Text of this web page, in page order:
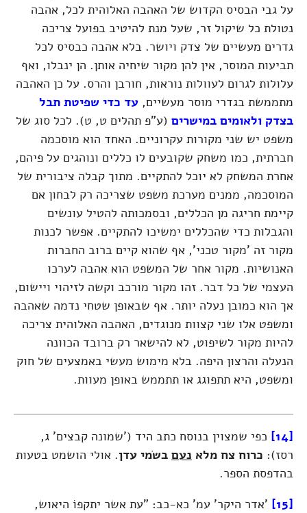
על גבי הבסיס הקדוש של האהבה האלוהית לכל, אהבה
נטולת כל שיקול זר, שעל מנת להיטיב בפועל צריכה
גדרים מעשיים של צדק ויושר. בלא אהבה כבסיס לכל
תביעות המוסר, אין להן מקור שיחיה אותן. הן ינבלו, ואף
עלולות לגרום לעוולות נוראות, חורבן והרס. על כן האהבה
מתממשת בגדרי מוסר מעשיים,עד כדי שפיטת תבל
בצדק ולאומים במישרים (ע"פ תהלים ט, ט). לכל סוג של
משפט יש שני מקורות עקרוניים. האחד הוא מוסכמה
חברתית, כמו משחק שקובעים לו כללים ונוהגים על פיהם,
אחרת המשחק לא יוכל להתקיים. מתוך קבלה ציבורית של
המוסכמה, ממנים מערכת משפט שצריכה רק לבחון אם
קיימת חריגה מן הכללים, ובסמכותה להטיל עונשים
והגבלות כדי שהכללים ימשיכו להתקיים. אפשר לכנות
מקור זה 'מקור טכני', אף שהוא קיים ברוב החברות
האנושיות. מקור אחר של המשפט הוא אהבה לערכו
העצמי של כל דבר. זהו מקור מורכב וקשה לזיהוי ויישום,
אך הוא כמובן נעלה יותר. אף שבאופן שטחי נדמה שאהבה
ומשפט אלו שני קצוות מנוגדים, האהבה האלוהית צריכה
להיות מקור לשיפוט, לא להישאר רק ברובד הכוונה
הנעלה והרצון היפה. בלא מימוש מעשי באמצעים של חוק
ומשפט, היא תתפוגג או תתממש באופן מעוות.
כפי שמצוין בנוסח כתב היד ('שמונה קבצים' ג,
רסז):כרוח צח מלאנעםבשׂמי עדן. אולי הושמט בטעות
בהדפסת הספר.
'אדר היקר' עמ' כא-כב: "עת אשר יתקפוֹ היאוש,